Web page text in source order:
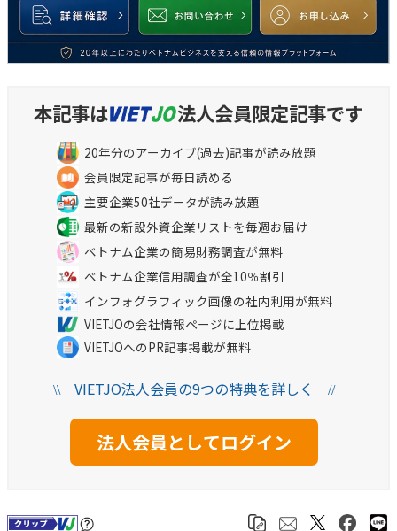
本記事は 法人会員限定記事です
20年分のアーカイブ(過去)記事が読み放題
会員限定記事が毎日読める
主要企業50社データが読み放題
最新の新設外資企業リストを毎週お届け
ベトナム企業の簡易財務調査が無料
ベトナム企業信用調査が全10％割引
インフォグラフィック画像の社内利用が無料
VIETJOの会社情報ページに上位掲載
VIETJOへのPR記事掲載が無料
\\VIETJO法人会員の9つの特典を詳しく //